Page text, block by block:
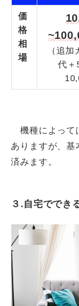
価
格
相
場
（追
代＋
機種によって
ありますが、基
済みます。
３.自宅ででき